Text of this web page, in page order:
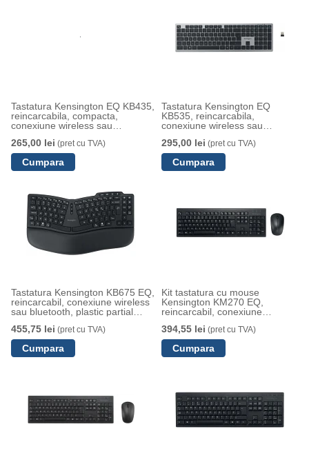
Tastatura Kensington EQ KB435,
reincarcabila, compacta,
conexiune wireless sau
265,00 lei (pret cu TVA)
Tastatura Kensington EQ
KB535, reincarcabila,
conexiune wireless sau
295,00 lei (pret cu TVA)
Tastatura Kensington KB675 EQ,
reincarcabil, conexiune wireless
sau bluetooth, plastic partial
455,75 lei (pret cu TVA)
Kit tastatura cu mouse
Kensington KM270 EQ,
reincarcabil, conexiune
reciclat, negru
394,55 lei (pret cu TVA)